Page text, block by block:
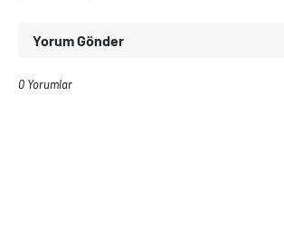
Yorum Gönder
0 Yorumlar